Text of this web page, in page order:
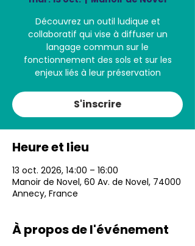
Découvrez un outil ludique et
collaboratif qui vise à diffuser un
langage commun sur le
fonctionnement des sols et sur les
enjeux liés à leur préservation
S'inscrire
Heure et lieu
13 oct. 2026, 14:00 – 16:00
Manoir de Novel, 60 Av. de Novel, 74000
Annecy, France
À propos de l'événement